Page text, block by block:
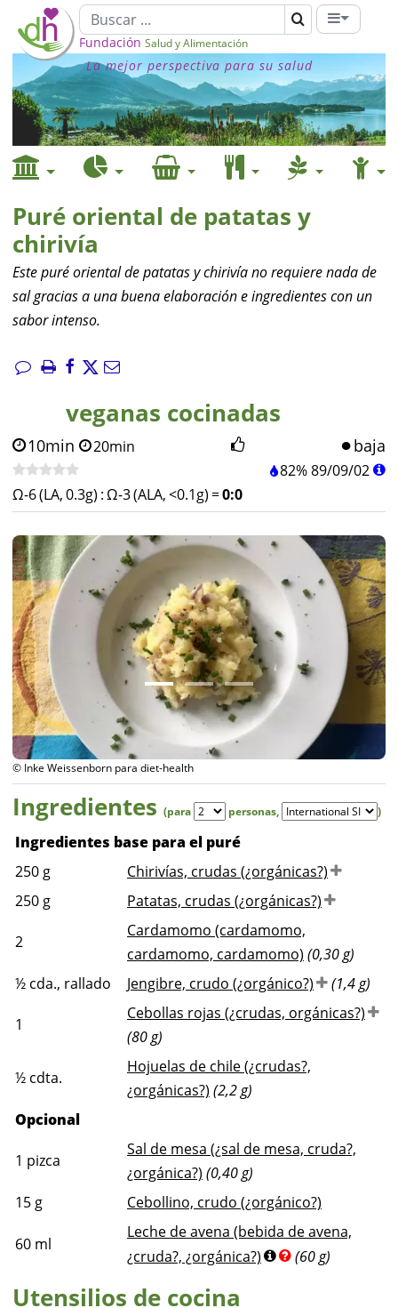
Fundación Salud y Alimentación
La mejor perspectiva para su salud
Puré oriental de patatas y
chirivía
Este puré oriental de patatas y chirivía no requiere nada de
sal gracias a una buena elaboración e ingredientes con un
sabor intenso.
veganas cocinadas
10min 20min baja
82%89/09/02
Ω-6 (LA, 0.3g) :Ω-3 (ALA, <0.1g) =0:0
© Inke Weissenborn para diet-health
Ingredientes (para personas, )
Ingredientes base para el puré
250 g
Chirivías, crudas (¿orgánicas?)
250 g Patatas, crudas (¿orgánicas?)
2
Cardamomo (cardamomo,
cardamomo, cardamomo) (0,30 g)
½ cda., rallado Jengibre, crudo (¿orgánico?) (1,4 g)
1
Cebollas rojas (¿crudas, orgánicas?)
(80 g)
½ cdta.
Hojuelas de chile (¿crudas?,
¿orgánicas?) (2,2 g)
Opcional
1 pizca
Sal de mesa (¿sal de mesa, cruda?,
¿orgánica?) (0,40 g)
15 g Cebollino, crudo (¿orgánico?)
60 ml
Leche de avena (bebida de avena,
¿cruda?, ¿orgánica?)
(60 g)
Utensilios de cocina